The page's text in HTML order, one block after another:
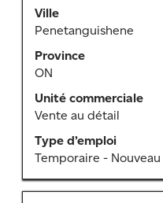
Ville
Penetanguishene
Province
ON
Unité commerciale
Vente au détail
Type d’emploi
Temporaire - Nouveau
barre
d’espacement
afficher
tout
le
contenu
renseignements
sur
l’emploi.